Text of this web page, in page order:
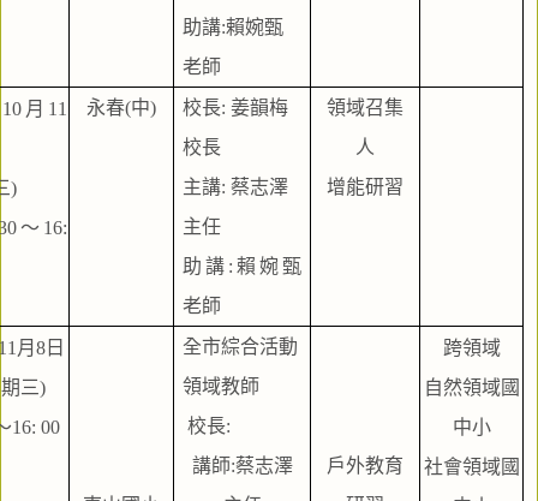
助講:賴婉甄
老師
月11
)
～16:
永春(中)
校長: 姜韻梅
校長
主講: 蔡志澤
主任
助講:賴婉甄
老師
領域召集
人
增能研習
月8日
三)
16: 00
全市綜合活動
領域教師
校長:
講師:蔡志澤
戶外教育
跨領域
自然領域國
中小
社會領域國